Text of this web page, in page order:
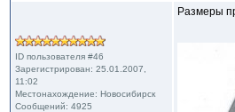
ID пользователя #46
Зарегистрирован: 25.01.2007,
11:02
Местонахождение: Новосибирск
Сообщений: 4925
Размеры